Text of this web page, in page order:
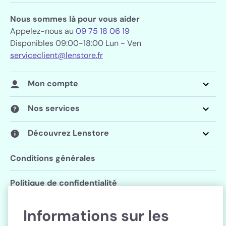
Nous sommes là pour vous aider
Appelez-nous au 09 75 18 06 19
Disponibles 09:00-18:00 Lun - Ven
serviceclient@lenstore.fr
Mon compte
Nos services
Découvrez Lenstore
Conditions générales
Politique de confidentialité
Paramètres des cookies
Informations sur les